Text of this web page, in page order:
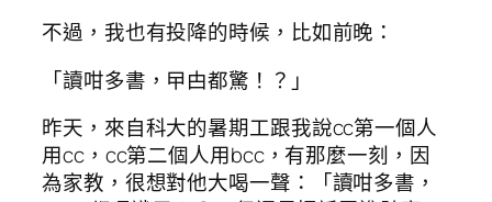
不過，我也有投降的時候，比如前晚：
「讀咁多書，曱甴都驚！？」
昨天，來自科大的暑期工跟我說cc第一個人
用cc，cc第二個人用bcc，有那麼一刻，因
為家教，很想對他大喝一聲：「讀咁多書，